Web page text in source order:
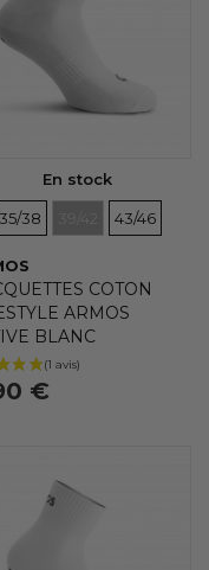
En stock
35/38
TAILLESTAILLES
43/46
COTON
ARMOS
BLANC
€